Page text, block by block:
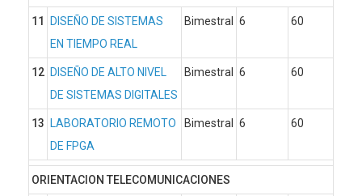
11
DISEÑO DE SISTEMAS
EN TIEMPO REAL
Bimestral 6 60
12 DISEÑO DE ALTO NIVEL
DE SISTEMAS DIGITALES
Bimestral 6 60
13
LABORATORIO REMOTO
DE FPGA
Bimestral 6 60
ORIENTACION TELECOMUNICACIONES